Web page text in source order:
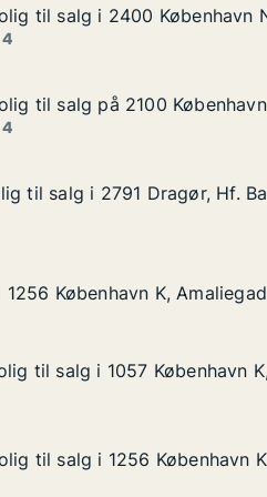
NV, Byggeforeningshus
2400 København NV,
til salg i 2400 København
til salg i 2400 København
Ø, vardegade
2100 København Ø,
til salg på 2100
til salg på 2100
Dragør, Hf.
til salg i 2791 Dragør, Hf.
til salg i 2791 Dragør, Hf.
K, Amaliegade
København K,
København K,
Holbergsgade
1057 København K,
til salg i 1057 København
til salg i 1057 København
K, Amaliegade
1256 København K,
til salg i 1256 København
til salg i 1256 København